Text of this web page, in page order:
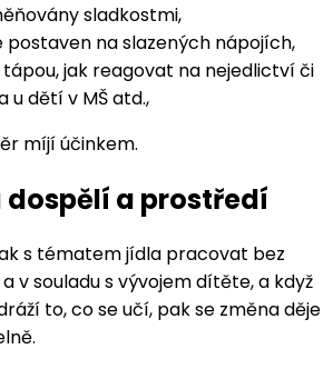
sladkostmi,
postaven na slazených nápojích,
jak reagovat na nejedlictví či
u dětí v MŠ atd.,
míjí účinkem.
dospělí a prostředí
s tématem jídla pracovat bez
v souladu s vývojem dítěte, a když
to, co se učí, pak se změna děje